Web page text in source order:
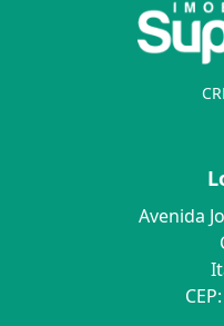
Avenida